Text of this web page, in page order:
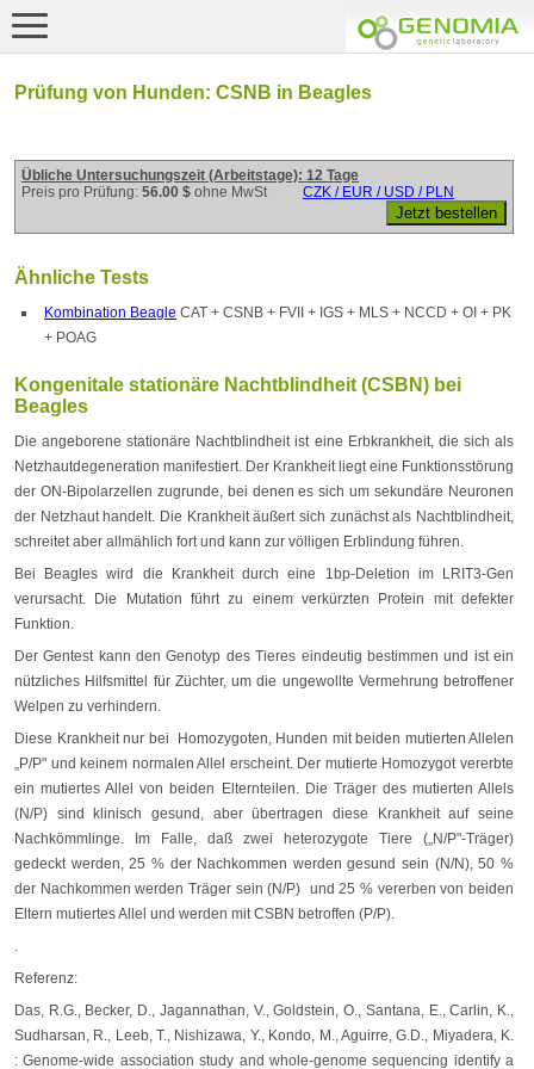
Prüfung von Hunden: CSNB in Beagles
Übliche Untersuchungszeit (Arbeitstage): 12 Tage
Preis pro Prüfung: 56.00 $ ohne MwSt CZK / EUR / USD / PLN
Ähnliche Tests
Kombination Beagle CAT + CSNB + FVII + IGS + MLS + NCCD + OI + PK
+ POAG
Kongenitale stationäre Nachtblindheit (CSBN) bei
Beagles
Die angeborene stationäre Nachtblindheit ist eine Erbkrankheit, die sich als
Netzhautdegeneration manifestiert. Der Krankheit liegt eine Funktionsstörung
der ON-Bipolarzellen zugrunde, bei denen es sich um sekundäre Neuronen
der Netzhaut handelt. Die Krankheit äußert sich zunächst als Nachtblindheit,
schreitet aber allmählich fort und kann zur völligen Erblindung führen.
Bei Beagles wird die Krankheit durch eine 1bp-Deletion im LRIT3-Gen
verursacht. Die Mutation führt zu einem verkürzten Protein mit defekter
Funktion.
Der Gentest kann den Genotyp des Tieres eindeutig bestimmen und ist ein
nützliches Hilfsmittel für Züchter, um die ungewollte Vermehrung betroffener
Welpen zu verhindern.
Diese Krankheit nur bei Homozygoten, Hunden mit beiden mutierten Allelen
„P/P" und keinem normalen Allel erscheint. Der mutierte Homozygot vererbte
ein mutiertes Allel von beiden Elternteilen. Die Träger des mutierten Allels
(N/P) sind klinisch gesund, aber übertragen diese Krankheit auf seine
Nachkömmlinge. Im Falle, daß zwei heterozygote Tiere („N/P"-Träger)
gedeckt werden, 25 % der Nachkommen werden gesund sein (N/N), 50 %
der Nachkommen werden Träger sein (N/P) und 25 % vererben von beiden
Eltern mutiertes Allel und werden mit CSBN betroffen (P/P).
.
Referenz:
Das, R.G., Becker, D., Jagannathan, V., Goldstein, O., Santana, E., Carlin, K.,
Sudharsan, R., Leeb, T., Nishizawa, Y., Kondo, M., Aguirre, G.D., Miyadera, K.
: Genome-wide association study and whole-genome sequencing identify a